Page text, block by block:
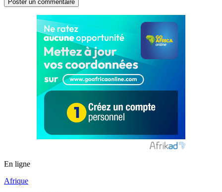
En ligne
Afrique